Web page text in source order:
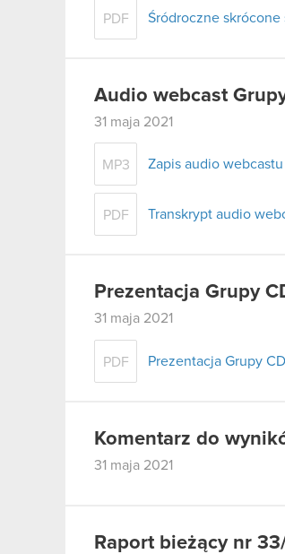
PDF Śródroczne skrócone
Audio webcast
31 maja 2021
MP3 Zapis audio webcastu
PDF Transkrypt audio
Prezentacja Grupy
31 maja 2021
PDF Prezentacja Grupy
Komentarz do
31 maja 2021
Raport bieżący nr